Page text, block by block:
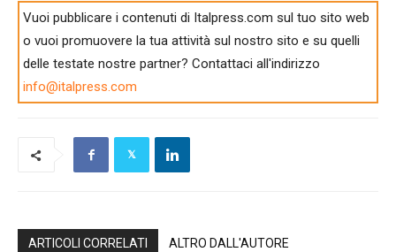
Vuoi pubblicare i contenuti di Italpress.com sul tuo sito web
o vuoi promuovere la tua attività sul nostro sito e su quelli
delle testate nostre partner? Contattaci all'indirizzo
info@italpress.com
ARTICOLI CORRELATI ALTRO DALL'AUTORE